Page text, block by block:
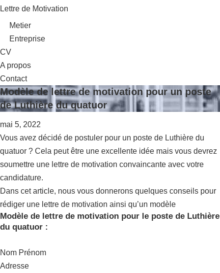
Lettre de Motivation
Metier
Entreprise
CV
A propos
Contact
Modèle de lettre de motivation pour un poste
de Luthière du quatuor
mai 5, 2022
Vous avez décidé de postuler pour un poste de Luthière du
quatuor ? Cela peut être une excellente idée mais vous devrez
soumettre une lettre de motivation convaincante avec votre
candidature.
Dans cet article, nous vous donnerons quelques conseils pour
rédiger une lettre de motivation ainsi qu’un modèle
Modèle de lettre de motivation pour le poste de Luthière
du quatuor :
Nom Prénom
Adresse